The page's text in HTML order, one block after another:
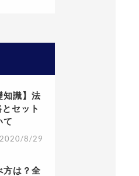
知識】法
セット
て
2020/8/29
方は？全